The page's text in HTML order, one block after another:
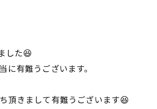
した😆
に有難うございます。
頂きまして有難うございます😆